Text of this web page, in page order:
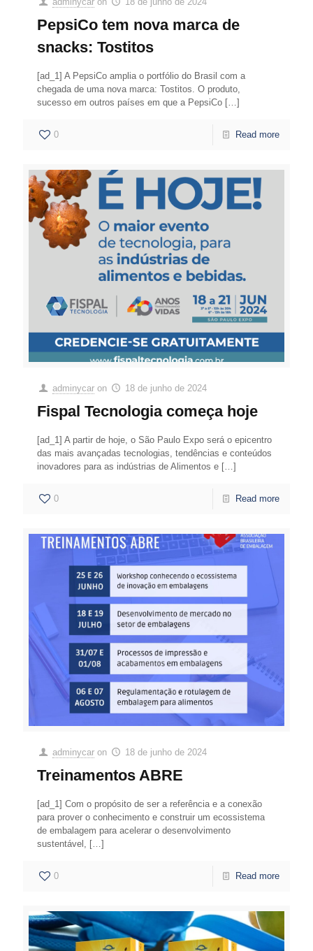
PepsiCo tem nova marca de
snacks: Tostitos
[ad_1] A PepsiCo amplia o portfólio do Brasil com a
chegada de uma nova marca: Tostitos. O produto,
sucesso em outros países em que a PepsiCo […]
0 Read more
adminycar on 18 de junho de 2024
Fispal Tecnologia começa hoje
[ad_1] A partir de hoje, o São Paulo Expo será o epicentro
das mais avançadas tecnologias, tendências e conteúdos
inovadores para as indústrias de Alimentos e […]
0 Read more
adminycar on 18 de junho de 2024
Treinamentos ABRE
[ad_1] Com o propósito de ser a referência e a conexão
para prover o conhecimento e construir um ecossistema
de embalagem para acelerar o desenvolvimento
sustentável,
[…]
0 Read more